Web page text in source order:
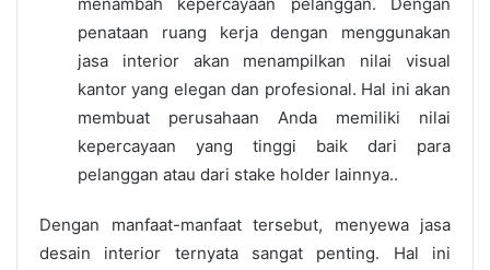
menambah kepercayaan pelanggan. Dengan
penataan ruang kerja dengan menggunakan
jasa interior akan menampilkan nilai visual
kantor yang elegan dan profesional. Hal ini akan
membuat perusahaan Anda memiliki nilai
kepercayaan yang tinggi baik dari para
pelanggan atau dari stake holder lainnya..
Dengan manfaat-manfaat tersebut, menyewa jasa
desain interior ternyata sangat penting. Hal ini